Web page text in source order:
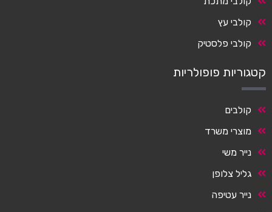
קולבי עץ
קולבי פלסטיק
קטגוריות פופולריות
קולבים
מוצרי משרד
נייר משי
גליל צלופן
נייר עטיפה